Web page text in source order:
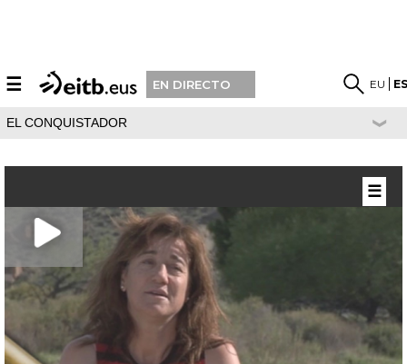
☰ EN DIRECTO EU
EL CONQUISTADOR
☰